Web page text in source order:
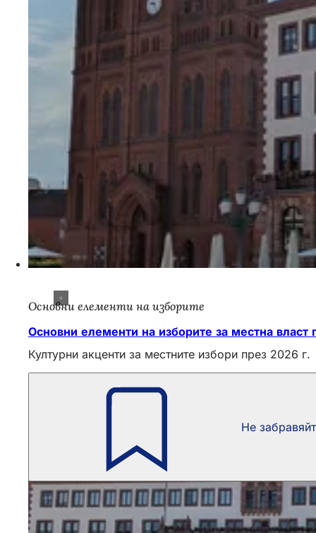
Основни елементи на изборите
Основни елементи на изборите за местна власт
Културни акценти за местните избори през 2026 г.
Не